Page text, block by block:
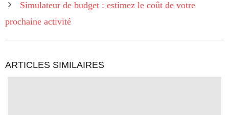
Simulateur de budget : estimez le coût de votre
prochaine activité
ARTICLES SIMILAIRES